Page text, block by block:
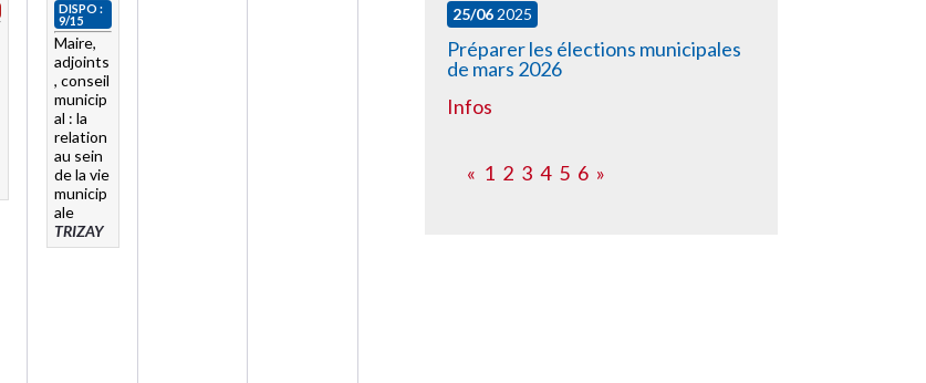
DISPO :
9/15
Maire,
adjoints
, conseil
municip
al : la
relation
au sein
de la vie
municip
ale
TRIZAY
25/062025
Préparer les élections municipales
de mars 2026
Infos
« 1 2 3 4 5 6 »